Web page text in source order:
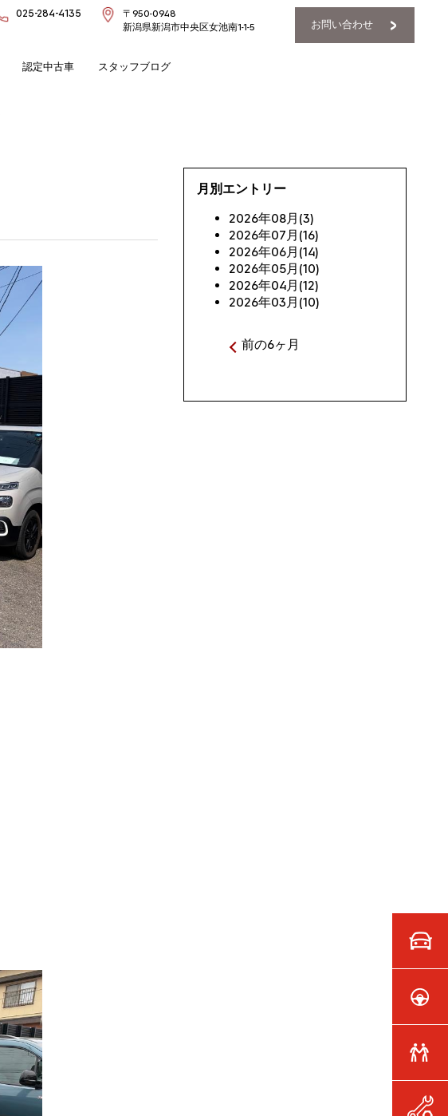
025-284-4135
〒950-0948
新潟県新潟市中央区女池南1-1-5
お問い合わせ
認定中古車 スタッフブログ
月別エントリー
2026年08月(3)
2026年07月(16)
2026年06月(14)
2026年05月(10)
2026年04月(12)
2026年03月(10)
前の6ヶ月